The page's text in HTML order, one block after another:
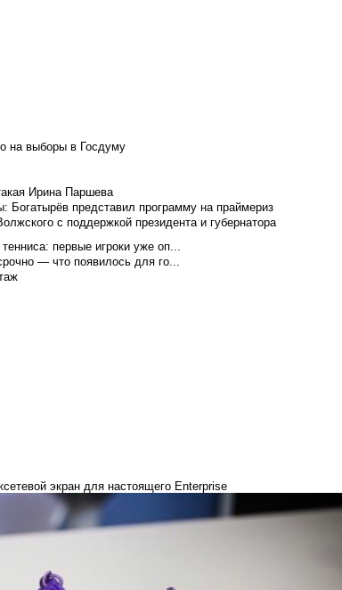
на выборы в Госдуму
Ирина Паршева
Богатырёв представил программу на праймериз
с поддержкой президента и губернатора
первые игроки уже оп...
— что появилось для го...
экран для настоящего Enterprise